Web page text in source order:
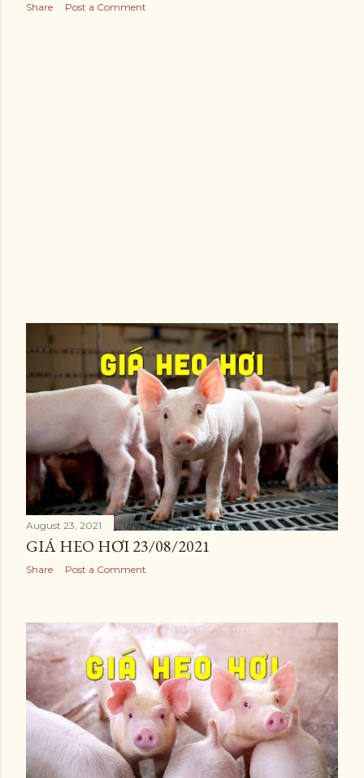
Share Post a Comment
August 23, 2021
GIÁ HEO HƠI 23/08/2021
Share Post a Comment